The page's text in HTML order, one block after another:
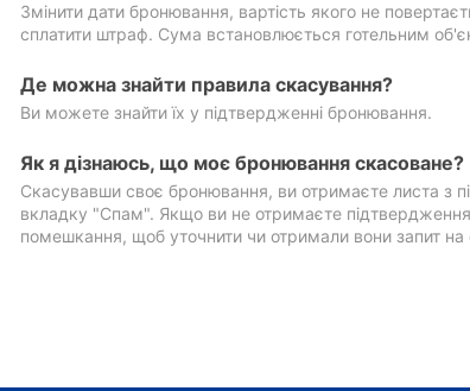
Змінити дати бронювання, вартість якого не
сплатити штраф. Сума встановлюється готельним
Де можна знайти правила скасування?
Ви можете знайти їх у підтвердженні бронювання.
Як я дізнаюсь, що моє бронювання скасоване?
Скасувавши своє бронювання, ви отримаєте листа з
вкладку "Спам". Якщо ви не отримаєте
помешкання, щоб уточнити чи отримали вони запит на